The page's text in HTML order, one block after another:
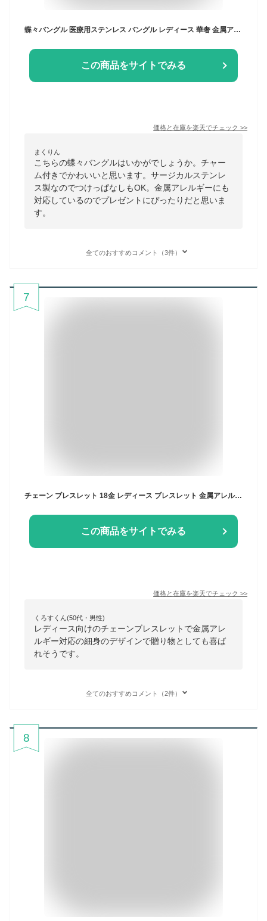
蝶々バングル 医療用ステンレス バングル レディース 華奢 金属アレルギー対応 蝶々モチーフ 蝶々チャーム サージカルステンレス ブレスレット CZダイヤ(ジルコニア)18kgp ピンクゴールド ゴールド シルバー ステンレスバングル 蝶々 バタフライ 誕生日 記念日 プレゼント
この商品をサイトでみる
価格と在庫を楽天でチェック >>
まくりん
こちらの蝶々バングルはいかがでしょうか。チャー
ム付きでかわいいと思います。サージカルステンレ
ス製なのでつけっぱなしもOK。金属アレルギーにも
対応しているのでプレゼントにぴったりだと思いま
す。
全てのおすすめコメント（3件）
7
チェーン ブレスレット 18金 レディース ブレスレット 金属アレルギー対応 K18 ロジウム プレーティング SV925 ジルコニア 華奢 ブレスレット 誕生日プレゼント 女友達 ギフト アクセサリー 普段使い クリスマス プレゼント ジュエリー サイズ調整可能
この商品をサイトでみる
価格と在庫を楽天でチェック >>
くろすくん(50代・男性)
レディース向けのチェーンブレスレットで金属アレ
ルギー対応の細身のデザインで贈り物としても喜ば
れそうです。
全てのおすすめコメント（2件）
8